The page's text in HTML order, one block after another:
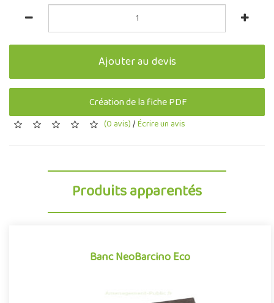
Ajouter au devis
Création de la fiche PDF
(0 avis)/Écrire un avis
Produits apparentés
Banc NeoBarcino Eco